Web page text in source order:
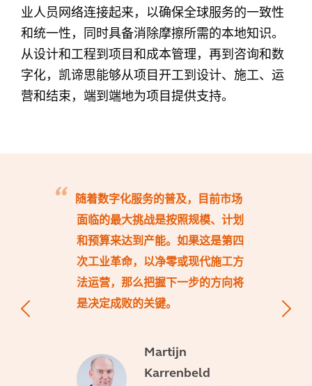
业人员网络连接起来，以确保全球服务的一致性
和统一性，同时具备消除摩擦所需的本地知识。
从设计和工程到项目和成本管理，再到咨询和数
字化，凯谛思能够从项目开工到设计、施工、运
营和结束，端到端地为项目提供支持。
随着数字化服务的普及，目前市场
面临的最大挑战是按照规模、计划
和预算来达到产能。如果这是第四
次工业革命，以净零或现代施工方
法运营，那么把握下一步的方向将
是决定成败的关键。
Martijn
Karrenbeld